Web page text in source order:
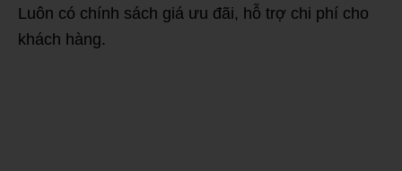
Luôn có chính sách giá ưu đãi, hỗ trợ chi phí cho
khách hàng.